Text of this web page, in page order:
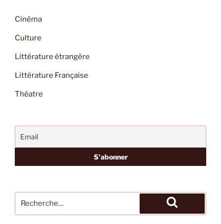
Cinéma
Culture
Littérature étrangère
Littérature Française
Théatre
pour
Recherche